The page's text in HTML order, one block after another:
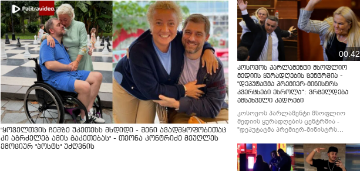
"ყოველთვის ჩემზე უკეთესს მხდიდი - შენი ავადმყოფობითაც
კი აგრძელებ ამის გაკეთებას" - თეონა კონტრიძე მეუღლეს
ემოციურ "პოსტს" უძღვნის
00:42
კოსოვოს პარლამენტი მსოფლიო
მედიის ყურადღების ცენტრშია -
"დეპუტატმა პრემიერ-მინისტრს
კვერცხები ესროლა“: ვრცელდება
ამსახველი კადრები
კოსოვოს პარლამენტი მსოფლიო
მედიის ყურადღების ცენტრშია -
"დეპუტატმა პრემიერ-მინისტრს
ამსახველი კადრები